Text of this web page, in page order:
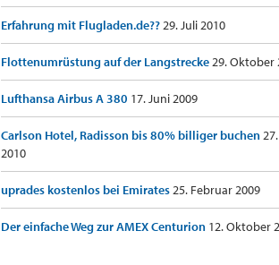
Erfahrung mit Flugladen.de??29. Juli 2010
Flottenumrüstung auf der Langstrecke29. Oktober
Lufthansa Airbus A 380 17. Juni 2009
Carlson Hotel, Radisson bis 80% billiger buchen
2010
uprades kostenlos bei Emirates25. Februar 2009
Der einfache Weg zur AMEX Centurion 12. Oktober